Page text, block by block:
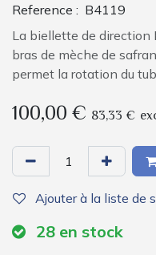
Reference : B4119
La biellette de direction
bras de mèche de
permet la rotation du
100,00€ 83,33 €
Ajouter à la liste de
28 en stock